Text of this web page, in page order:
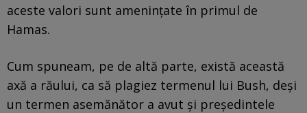
aceste valori sunt amenințate în primul de
Hamas.
Cum spuneam, pe de altă parte, există această
axă a răului, ca să plagiez termenul lui Bush, deși
un termen asemănător a avut și președintele